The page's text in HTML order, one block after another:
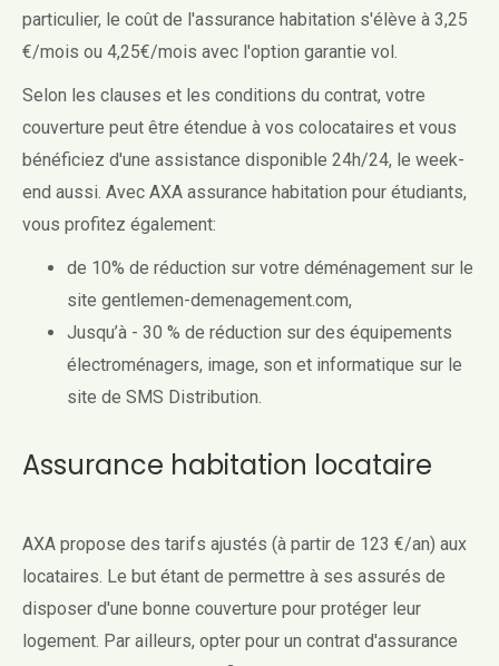
particulier, le coût de l'assurance habitation s'élève à 3,25
€/mois ou 4,25€/mois avec l'option garantie vol.
Selon les clauses et les conditions du contrat, votre
couverture peut être étendue à vos colocataires et vous
bénéficiez d'une assistance disponible 24h/24, le week-
end aussi. Avec AXA assurance habitation pour étudiants,
vous profitez également:
de 10% de réduction sur votre déménagement sur le
site gentlemen-demenagement.com,
Jusqu’à - 30 % de réduction sur des équipements
électroménagers, image, son et informatique sur le
site de SMS Distribution.
Assurance habitation locataire
AXA propose des tarifs ajustés (à partir de 123 €/an) aux
locataires. Le but étant de permettre à ses assurés de
disposer d'une bonne couverture pour protéger leur
logement. Par ailleurs, opter pour un contrat d'assurance